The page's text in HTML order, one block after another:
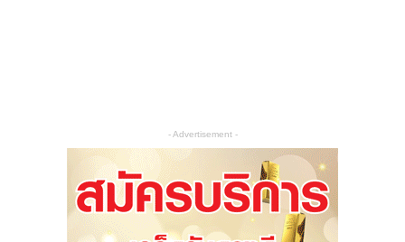
- Advertisement -